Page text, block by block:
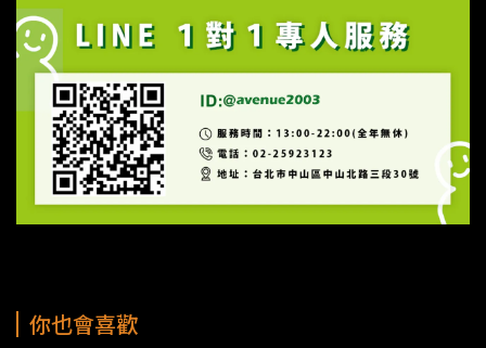
你也會喜歡